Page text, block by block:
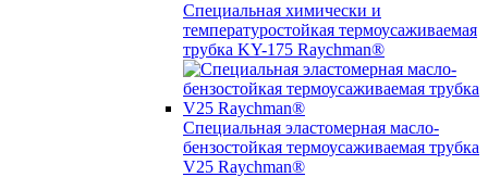
Специальная химически и
температуростойкая термоусаживаемая
трубка KY-175 Raychman®
Специальная эластомерная масло-
бензостойкая термоусаживаемая трубка
V25 Raychman®